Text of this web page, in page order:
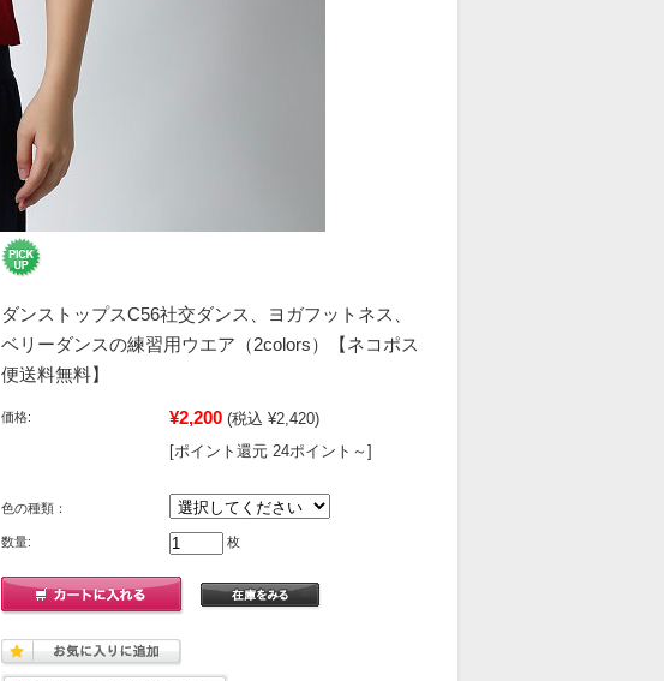
ダンストップスC56社交ダンス、ヨガフットネス、
ベリーダンスの練習用ウエア（2colors）【ネコポス
便送料無料】
価格: ¥2,200 (税込 ¥2,420)
[ポイント還元 24ポイント～]
色の種類：
数量: 枚